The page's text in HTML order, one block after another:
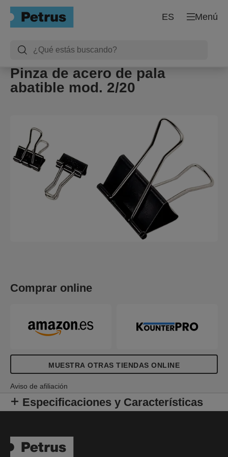
Menú
ES
Pinza de acero de pala
abatible mod. 2/20
Comprar online
MUESTRA OTRAS TIENDAS ONLINE
Aviso de afiliación
Especificaciones y Características